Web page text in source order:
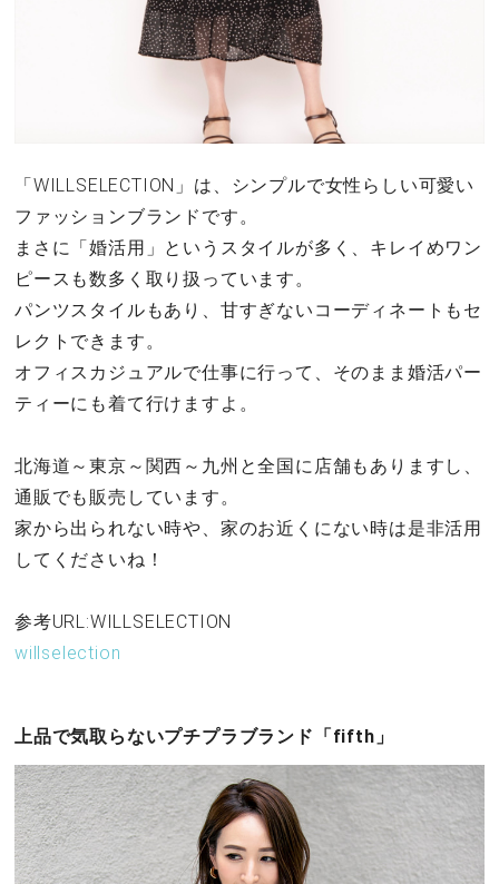
「WILLSELECTION」は、シンプルで女性らしい可愛い
ファッションブランドです。
まさに「婚活用」というスタイルが多く、キレイめワン
ピースも数多く取り扱っています。
パンツスタイルもあり、甘すぎないコーディネートもセ
レクトできます。
オフィスカジュアルで仕事に行って、そのまま婚活パー
ティーにも着て行けますよ。
北海道～東京～関西～九州と全国に店舗もありますし、
通販でも販売しています。
家から出られない時や、家のお近くにない時は是非活用
してくださいね！
参考URL:WILLSELECTION
willselection
上品で気取らないプチプラブランド「fifth」